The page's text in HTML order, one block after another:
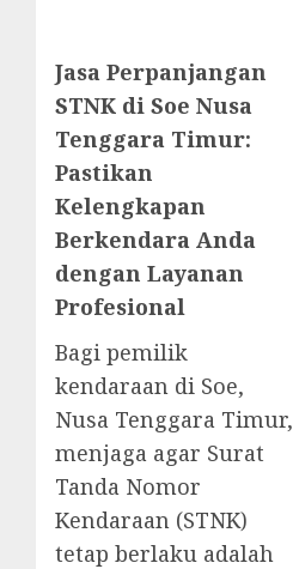
Jasa Perpanjangan
STNK di Soe Nusa
Tenggara Timur:
Pastikan
Kelengkapan
Berkendara Anda
dengan Layanan
Profesional
Bagi pemilik
kendaraan di Soe,
Nusa Tenggara Timur,
menjaga agar Surat
Tanda Nomor
Kendaraan (STNK)
tetap berlaku adalah